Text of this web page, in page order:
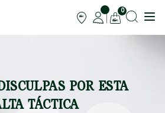
0
POR ESTA
TÁCTICA